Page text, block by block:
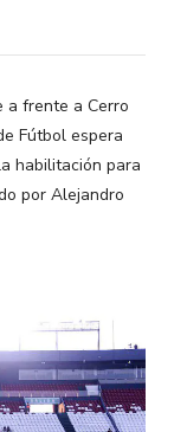
a frente a Cerro
Fútbol espera
habilitación para
por Alejandro